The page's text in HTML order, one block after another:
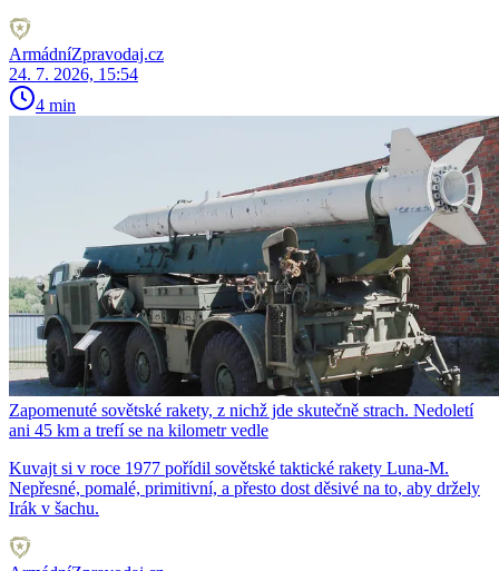
ArmádníZpravodaj.cz
24. 7. 2026, 15:54
4 min
Zapomenuté sovětské rakety, z nichž jde skutečně strach. Nedoletí
ani 45 km a trefí se na kilometr vedle
Kuvajt si v roce 1977 pořídil sovětské taktické rakety Luna-M.
Nepřesné, pomalé, primitivní, a přesto dost děsivé na to, aby držely
Irák v šachu.